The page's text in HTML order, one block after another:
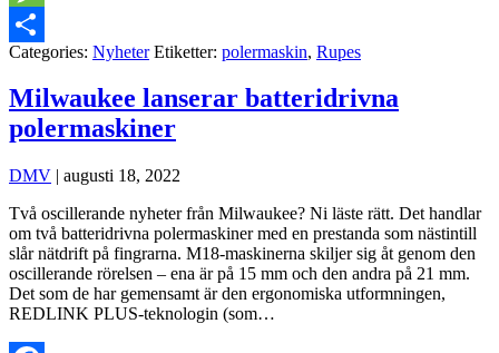
Message
Dela
Categories: Nyheter Etiketter: polermaskin, Rupes
Milwaukee lanserar batteridrivna
polermaskiner
DMV | augusti 18, 2022
Två oscillerande nyheter från Milwaukee? Ni läste rätt. Det handlar
om två batteridrivna polermaskiner med en prestanda som nästintill
slår nätdrift på fingrarna. M18-maskinerna skiljer sig åt genom den
oscillerande rörelsen – ena är på 15 mm och den andra på 21 mm.
Det som de har gemensamt är den ergonomiska utformningen,
REDLINK PLUS-teknologin (som…